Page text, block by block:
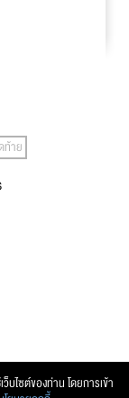
ไซต์ของท่าน โดยการเข้า
ท้าย